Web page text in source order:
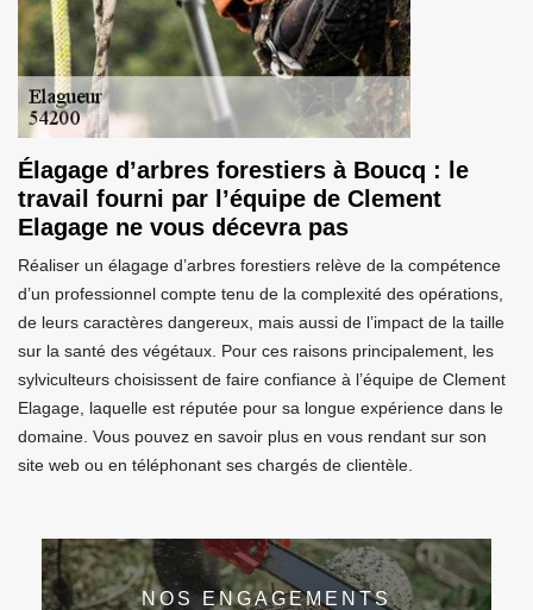
Élagage d’arbres forestiers à Boucq : le
travail fourni par l’équipe de Clement
Elagage ne vous décevra pas
Réaliser un élagage d’arbres forestiers relève de la compétence
d’un professionnel compte tenu de la complexité des opérations,
de leurs caractères dangereux, mais aussi de l’impact de la taille
sur la santé des végétaux. Pour ces raisons principalement, les
sylviculteurs choisissent de faire confiance à l’équipe de Clement
Elagage, laquelle est réputée pour sa longue expérience dans le
domaine. Vous pouvez en savoir plus en vous rendant sur son
site web ou en téléphonant ses chargés de clientèle.
NOS ENGAGEMENTS